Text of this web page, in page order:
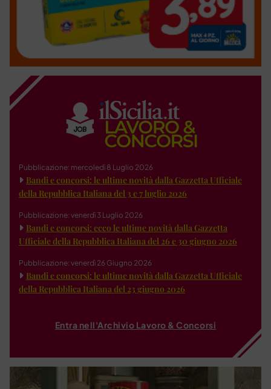
Pubblicazione: mercoledì 8 Luglio 2026
Bandi e concorsi: le ultime novità dalla Gazzetta Ufficiale
della Repubblica Italiana del 3 e 7 luglio 2026
Pubblicazione: venerdì 3 Luglio 2026
Bandi e concorsi: ecco le ultime novità dalla Gazzetta
Ufficiale della Repubblica Italiana del 26 e 30 giugno 2026
Pubblicazione: venerdì 26 Giugno 2026
Bandi e concorsi: le ultime novità dalla Gazzetta Ufficiale
della Repubblica Italiana del 23 giugno 2026
Entra nell'Archivio Lavoro & Concorsi